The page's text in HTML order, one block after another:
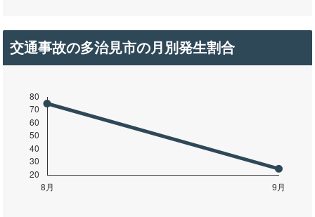
交通事故の多治見市の月別発生割合